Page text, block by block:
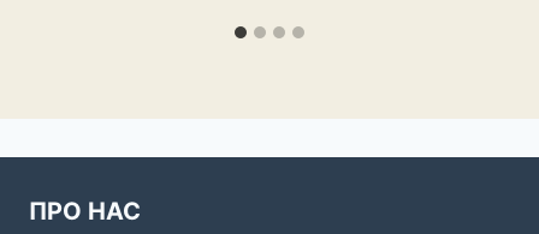
ПРО НАС